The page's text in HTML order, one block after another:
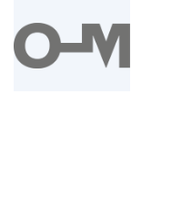
content